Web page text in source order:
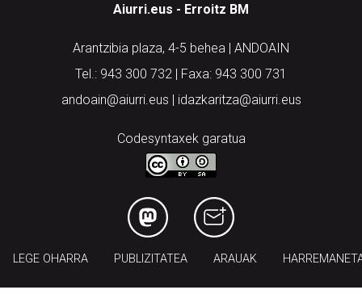
Aiurri.eus - Erroitz BM
Arantzibia plaza, 4-5 behea | ANDOAIN
Tel.: 943 300 732 | Faxa: 943 300 731
andoain@aiurri.eus | idazkaritza@aiurri.eus
Codesyntaxek garatua
LEGE OHARRA PUBLIZITATEA ARAUAK